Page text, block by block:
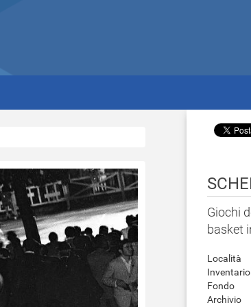
Giochi
basket
Località
Inventario
Fondo
Archivio